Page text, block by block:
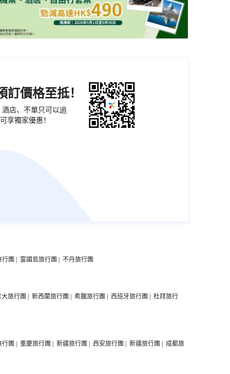
價格至抵！
店、不單只可以追
享獨家優惠！
行團 | 富國島旅行團 | 不丹旅行團
旅行團 | 新西蘭旅行團 | 希臘旅行團 | 西班牙旅行團 | 杜拜旅行
行團 | 重慶旅行團 | 新疆旅行團 | 西安旅行團 | 新疆旅行團 | 成都旅